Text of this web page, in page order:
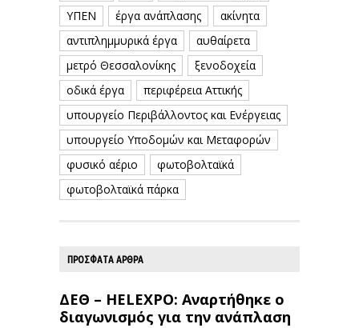
ΥΠΕΝ
έργα ανάπλασης
ακίνητα
αντιπλημμυρικά έργα
αυθαίρετα
μετρό Θεσσαλονίκης
ξενοδοχεία
οδικά έργα
περιφέρεια Αττικής
υπουργείο Περιβάλλοντος και Ενέργειας
υπουργείο Υποδομών και Μεταφορών
φυσικό αέριο
φωτοβολταϊκά
φωτοβολταϊκά πάρκα
ΠΡΟΣΦΑΤΑ ΑΡΘΡΑ
ΔΕΘ – HELEXPO: Αναρτήθηκε ο
διαγωνισμός για την ανάπλαση